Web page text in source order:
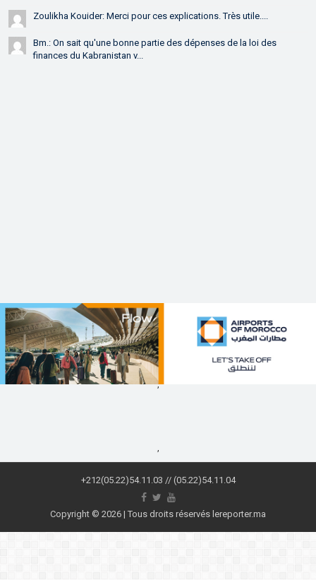
Zoulikha Kouider: Merci pour ces explications. Très utile....
Bm.: On sait qu'une bonne partie des dépenses de la loi des
finances du Kabranistan v...
,
,
+212(05.22)54.11.03 // (05.22)54.11.04
Copyright © 2026 | Tous droits réservés lereporter.ma